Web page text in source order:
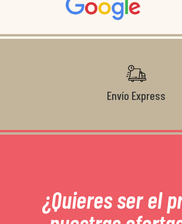
magnífico gestor... atento, amable, un servicio
Gracias de nuevo por todo!
Envío Express
¿Quieres ser el